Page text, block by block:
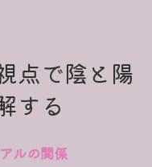
する方法
ける陰と陽の役割
点で陰と陽
する
ルの関係